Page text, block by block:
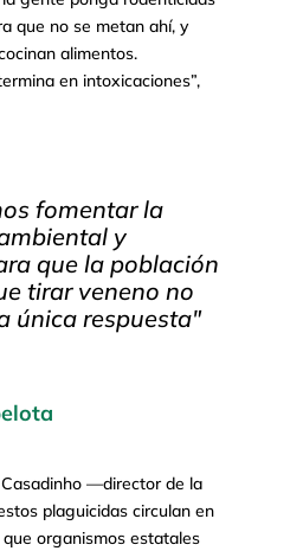
que no se metan ahí, y
alimentos.
en intoxicaciones”,
fomentar la
y
que la población
tirar veneno no
única respuesta"
—director de la
plaguicidas circulan en
que organismos estatales